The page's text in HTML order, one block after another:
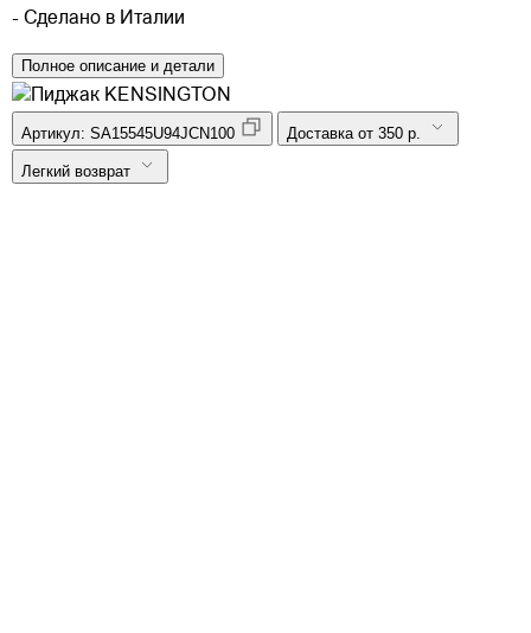
- Сделано в Италии
Полное описание и детали
Артикул: SA15545U94JCN100 Доставка от 350 р.
Легкий возврат